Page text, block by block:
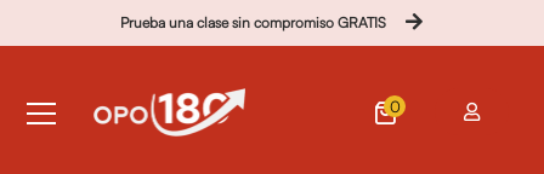
Prueba una clase sin compromiso GRATIS
0